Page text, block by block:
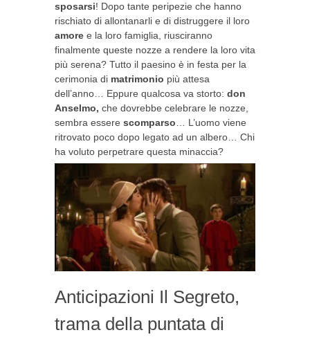
sposarsi! Dopo tante peripezie che hanno
rischiato di allontanarli e di distruggere il loro
amore e la loro famiglia, riusciranno
finalmente queste nozze a rendere la loro vita
più serena? Tutto il paesino è in festa per la
cerimonia di matrimonio più attesa
dell’anno… Eppure qualcosa va storto: don
Anselmo, che dovrebbe celebrare le nozze,
sembra essere scomparso … L’uomo viene
ritrovato poco dopo legato ad un albero… Chi
ha voluto perpetrare questa minaccia?
Anticipazioni Il Segreto,
trama della puntata di